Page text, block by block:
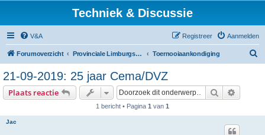
Techniek & Discussie
V&A Aanmelden
Registreer
Forumoverzicht Provinciale Limburgse Dambond Toernooiaankondiging
21-09-2019: 25 jaar Cema/DVZ
Plaats reactie Zoek
1 bericht • Pagina 1 van 1
Jac